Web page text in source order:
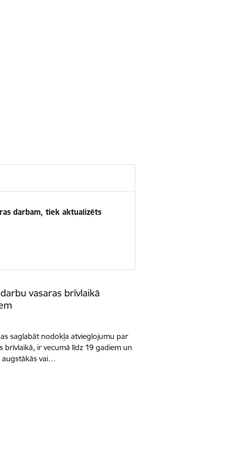
darbam, tiek aktualizēts
vasaras brīvlaikā
saglabāt nodokļa atvieglojumu par
brīvlaikā, ir vecumā līdz 19 gadiem un
augstākās vai…